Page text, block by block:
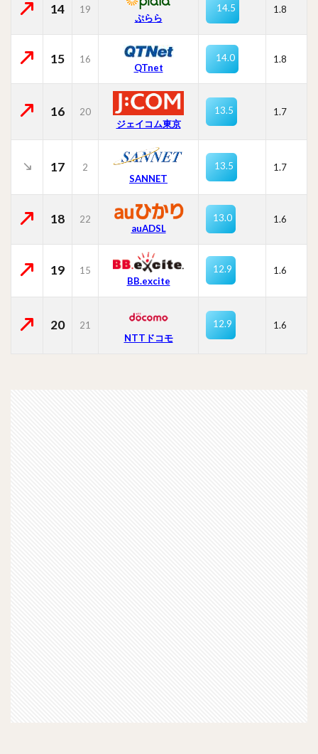
14 19
ぷらら
14.5 1.8
15 16
QTnet
14.0 1.8
16
20
ジェイコム東京
13.5 1.7
17
2
SANNET
13.5 1.7
18
22
auADSL
13.0 1.6
19
15
BB.excite
12.9 1.6
20
21
NTTドコモ
12.9 1.6